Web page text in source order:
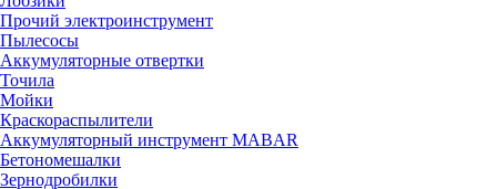
Прочий электроинструмент
Пылесосы
Аккумуляторные отвертки
Точила
Мойки
Краскораспылители
Аккумуляторный инструмент MABAR
Бетономешалки
Зернодробилки